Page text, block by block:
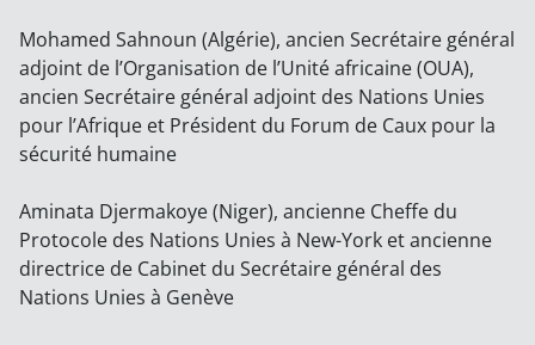
Mohamed Sahnoun (Algérie), ancien Secrétaire général
adjoint de l’Organisation de l’Unité africaine (OUA),
ancien Secrétaire général adjoint des Nations Unies
pour l’Afrique et Président du Forum de Caux pour la
sécurité humaine
Aminata Djermakoye (Niger), ancienne Cheffe du
Protocole des Nations Unies à New-York et ancienne
directrice de Cabinet du Secrétaire général des
Nations Unies à Genève